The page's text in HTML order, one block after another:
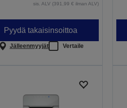
sis. ALV (391,99 € ilman ALV)
Pyydä takaisinsoittoa
Jälleenmyyjät Vertaile